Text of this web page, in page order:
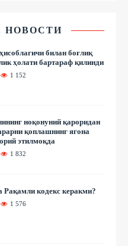
НОВОСТИ
билан боғлиқ
ҳолати бартараф қилинди
1 152
ноқонуний қароридан
қоплашнинг ягона
этилмоқда
1 832
Рақамли кодекс керакми?
1 576